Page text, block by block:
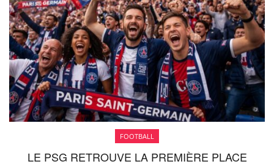
FOOTBALL
LE PSG RETROUVE LA PREMIÈRE PLACE